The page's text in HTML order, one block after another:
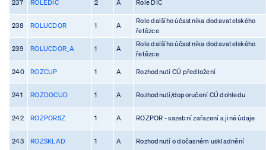
237 ROLEDIC 2 A Role DIC
238 ROLUCDOR 1 A
Role dalšího účastníka dodavatelského
řetězce
239 ROLUCDOR_A 1 A
Role dalšího účastníka dodavatelského
řetězce
240 ROZCUP 1 A Rozhodnutí CÚ předložení
241 ROZDOCUD 1 A Rozhodnutí/doporučení CÚ dohledu
242 ROZPORSZ 1 A ROZPOR - sazební zařazení a jiné údaje
243 ROZSKLAD 1 A Rozhodnutí o dočasném uskladnění